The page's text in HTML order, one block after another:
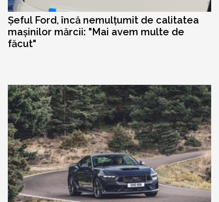
Șeful Ford, încă nemulțumit de calitatea
mașinilor mărcii: "Mai avem multe de
făcut"